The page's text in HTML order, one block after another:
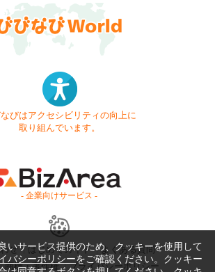
びはアクセシビリティの向上に
取り組んでいます。
- 企業向けサービス -
せ はじめてガイド
よくある質問
商標・著作権 プライバシーポリシー
いサービス提供のため、クッキーを使用して
バシーポリシーをご確認ください。クッキー